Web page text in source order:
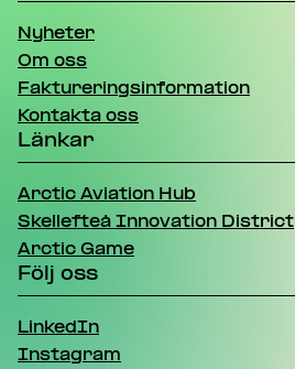
Nyheter
Om oss
Faktureringsinformation
Kontakta oss
Länkar
Arctic Aviation Hub
Skellefteå Innovation District
Arctic Game
Följ oss
LinkedIn
Instagram